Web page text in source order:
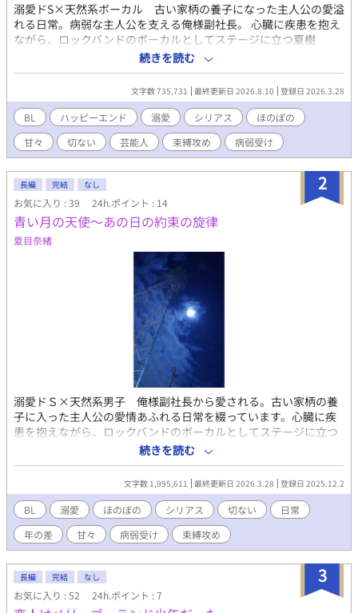
溺愛ドS×天然系ボーカル 古い家柄の養子になった主人公の愛溢
れる日常。病弱な主人公を支える俺様副社長。 心臓に疾患を抱え
ながら、ロックバンドのボーカルとしてステージに立つ夏樹
(23）。彼を溺愛するのは、年上で俺様な副社長・黒崎圭一(38)。
夏樹は養子として古い家柄の黒崎家に迎えられ、音楽と経営、二
つの人生の狭間で揺れていた。それでも黒崎は、束縛と独占欲を
隠すことなく、夏樹のすべてを受け止めようとする。ステージを
降りる日が近づくかもしれない中、家族の問題、過去の傷、そし
て未来への不安が静かに忍び寄る。繋いだ手を、決して離さない
と誓った二人の、溺愛と再生の物語。※本作からでもお読みいた
だけます。前作は「青い月の天使～あの日の約束の旋律」です。
何かと物騒な日々の中、黒崎は同じ敷地内に立つ父の家で夏樹
と同居しようと考えている。夏樹の健康面で不安があるためだ。
黒崎家には兄弟たちが住んでおり、常ににぎわっている。黒崎家
と親しくしているバーテルス家から来たドイツ人男性のユリウス
の恋愛、兄の一貴の恋愛、弟の朝陽と一貴の秘書である六槍との
恋の駆け引きなど、ほろ苦く、ほっこりする日常を送っている。
そんな暮らしの中、黒崎に過去の恋人の影が現れる。その時、夏
樹は不思議な声を聴く。「もう一度、君の音を聴かせてほしい」
その一言をきっかけに、夏樹の中で眠っていた感情が、張り詰め
た弦のように震え始める。 作品時系列：「恋人はメリーゴーラン
ド少年だった。」→「恋人はメリーゴーランド少年だった～永遠
の誓い編」→「アイアンエンジェル～あの日の旋律」→「夏椿の
天使～あの日に出会った旋律」→「白い雫の天使～親愛なる人へ
の旋律」→「上弦の月の天使～結ばれた約束の夜」→「青い月の
天使～あの日の約束の旋律」→本作「鳴弦の天使～あの日に出会
った旋律」
続きを読む
文字数 735,731 最終更新日 2026.8.10 登録日 2026.3.28
BL ハッピーエンド 溺愛 シリアス
ほのぼの
甘々
切ない 芸能人 束縛攻め 病弱受け
2
長編 完結 なし
お気に入り : 39 24h.ポイント : 14
青い月の天使～あの日の約束の旋律
夏目奈緒
溺愛ドＳ×天然系男子 俺様副社長から愛される。古い家柄の養
子に入った主人公の愛情あふれる日常を綴っています。心臓に疾
患を抱えながら、ロックバンドのボーカルとしてステージに立つ
夏樹。彼を溺愛するのは、年上で俺様な副社長・黒崎圭一。夏樹
は養子として名家に迎えられ、音楽と経営、二つの人生の狭間で
揺れていた。それでも黒崎は、束縛と独占欲を隠すことなく、夏
樹のすべてを受け止めようとする。ステージを降りる日が近づく
かもしれない中、家族の問題、過去の傷、そして未来への不安が
静かに忍び寄る。繋いだ手を、決して離さないと誓った二人の、
溺愛と再生の物語。※本作からでもお読みいただけます。 黒崎家
には黒崎の兄弟達が住んでいる。黒崎の４番目の兄の一貴に親子
鑑定を受けて、正式に親子にならないかと、父の隆から申し出が
あり、一貴の心が揺れる。そして、親子鑑定に恐れを持ち、精神
的に落ち込み、愛情を一身に求める子供の人格が現われる。自身
続きを読む
文字数 1,995,611 最終更新日 2026.3.28 登録日 2025.12.2
BL 溺愛 ほのぼの シリアス 切ない
日常
年の差
甘々 病弱受け 束縛攻め
3
長編 完結 なし
お気に入り : 52 24h.ポイント : 7